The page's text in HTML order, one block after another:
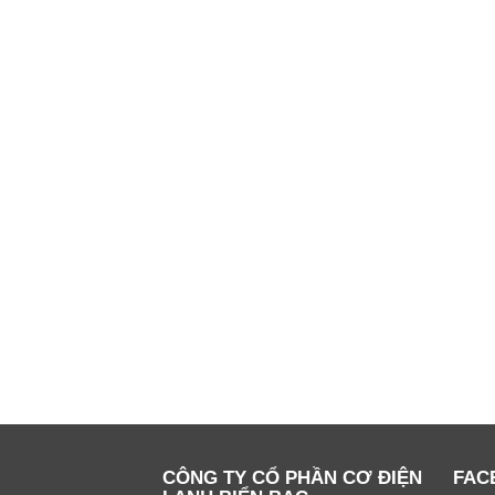
CÔNG TY CỔ PHẦN CƠ ĐIỆN